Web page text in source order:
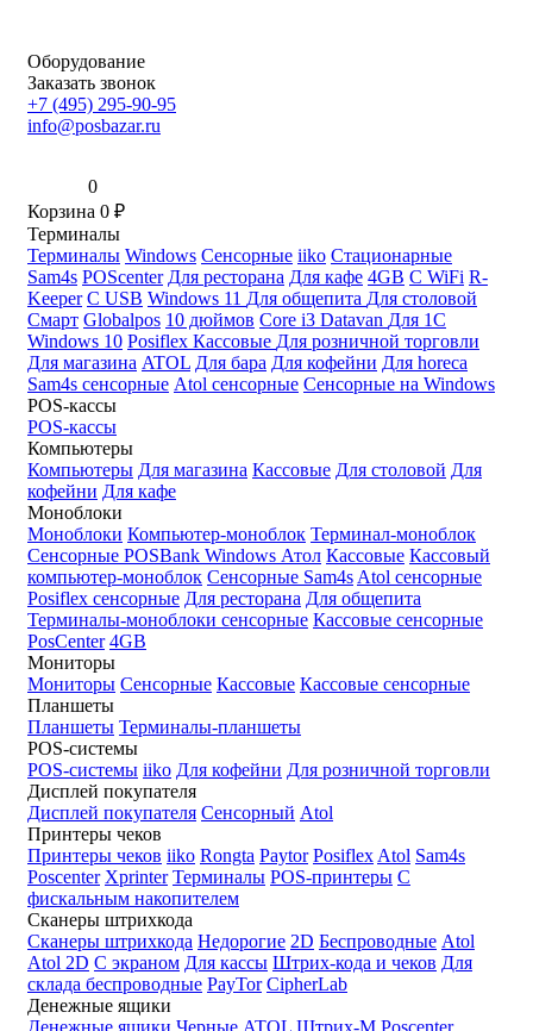
Оборудование
Заказать звонок
+7 (495) 295-90-95
info@posbazar.ru
0
Корзина 0 ₽
Терминалы
Терминалы Windows Сенсорные iiko Стационарные
Sam4s POScenter Для ресторана Для кафе 4GB С WiFi R-
Keeper С USB Windows 11 Для общепита Для столовой
Смарт Globalpos 10 дюймов Core i3 Datavan Для 1С
Windows 10 Posiflex Кассовые Для розничной торговли
Для магазина ATOL Для бара Для кофейни Для horeca
Sam4s сенсорные Atol сенсорные Сенсорные на Windows
POS-кассы
POS-кассы
Компьютеры
Компьютеры Для магазина Кассовые Для столовой Для
кофейни Для кафе
Моноблоки
Моноблоки Компьютер-моноблок Терминал-моноблок
Сенсорные POSBank Windows Атол Кассовые Кассовый
компьютер-моноблок Сенсорные Sam4s Atol сенсорные
Posiflex сенсорные Для ресторана Для общепита
Терминалы-моноблоки сенсорные Кассовые сенсорные
PosCenter 4GB
Мониторы
Мониторы Сенсорные Кассовые Кассовые сенсорные
Планшеты
Планшеты Терминалы-планшеты
POS-системы
POS-системы iiko Для кофейни Для розничной торговли
Дисплей покупателя
Дисплей покупателя Сенсорный Atol
Принтеры чеков
Принтеры чеков iiko Rongta Paytor Posiflex Atol Sam4s
Poscenter Xprinter Терминалы POS-принтеры С
фискальным накопителем
Сканеры штрихкода
Сканеры штрихкода Недорогие 2D Беспроводные Atol
Atol 2D С экраном Для кассы Штрих-кода и чеков Для
склада беспроводные PayTor CipherLab
Денежные ящики
Денежные ящики Черные ATOL Штрих-М Poscenter